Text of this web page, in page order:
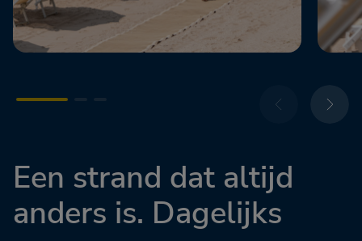
Een strand dat altijd
anders is. Dagelijks